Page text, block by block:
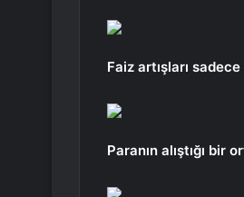
Faiz artışları
Paranın alıştığı bir